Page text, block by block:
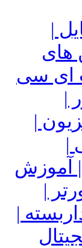
|
های
ای سی
|
|
|
| آموزش
|
|